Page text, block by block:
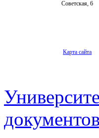
Советская, 6
Карта сайта